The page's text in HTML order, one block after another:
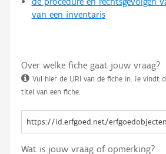
van een inventaris
Over welke fiche gaat jouw vraag?
Vul hier de URI van de fiche in. Je vindt
titel van een fiche.
Wat is jouw vraag of opmerking?